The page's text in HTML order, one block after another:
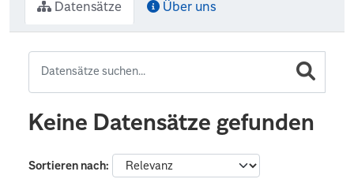
Datensätze Über uns
Keine Datensätze gefunden
Sortieren nach